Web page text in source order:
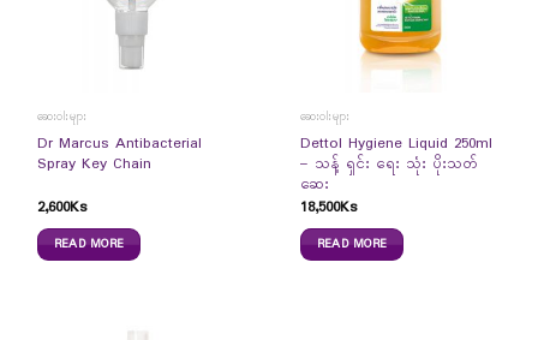
ဆေးဝါးများ
Dr Marcus Antibacterial
Spray Key Chain
2,600Ks
READ MORE
ဆေးဝါးများ
Dettol Hygiene Liquid 250ml
– သန့် ရှင်း ရေး သုံး ပိုးသတ်
ဆေး
18,500Ks
READ MORE